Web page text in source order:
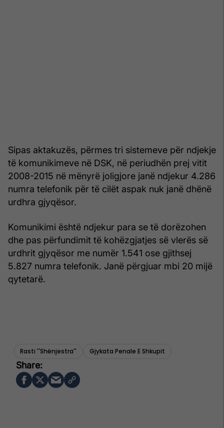
Sipas aktakuzës, përmes tri sistemeve për ndjekje
të komunikimeve në DSK, në periudhën prej vitit
2008-2015 në mënyrë joligjore janë ndjekur 4.286
numra telefonik për të cilët aspak nuk janë dhënë
urdhra gjyqësor.
Komunikimi është ndjekur para se të dorëzohen
dhe pas përfundimit të kohëzgjatjes së vlerës së
urdhrit gjyqësor me numër 1.541 ose gjithsej
5.827 numra telefonik. Janë përgjuar mbi 20 mijë
qytetarë.
Rasti ''shënjestra'' Gjykata Penale E Shkupit